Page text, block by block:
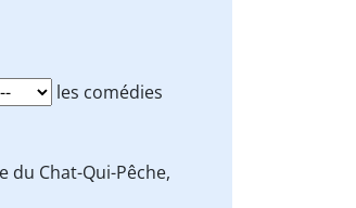
les comédies
du Chat-Qui-Pêche,